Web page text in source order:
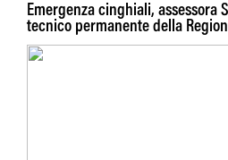
Emergenza cinghiali, assessora
tecnico permanente della